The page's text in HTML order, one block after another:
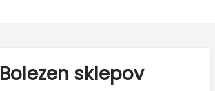
Bolezen sklepov